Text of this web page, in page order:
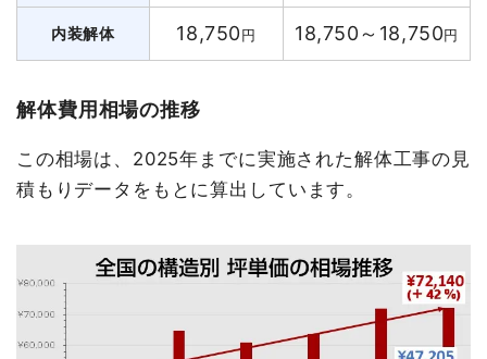
内装解体 18,750円 18,750～18,750円
解体費用相場の推移
この相場は、2025年までに実施された解体工事の見
積もりデータをもとに算出しています。